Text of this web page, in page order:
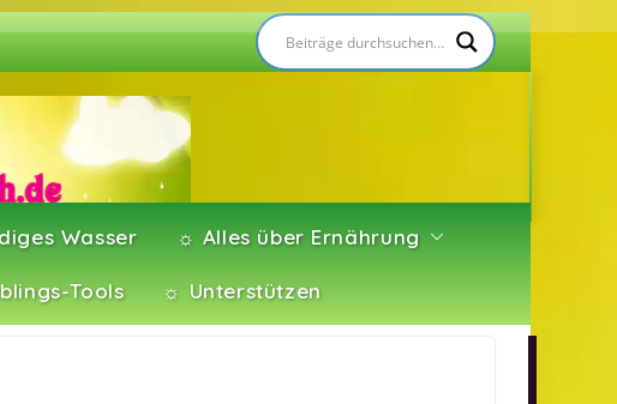
Wasser ☼ Alles über Ernährung
Tools ☼ Unterstützen